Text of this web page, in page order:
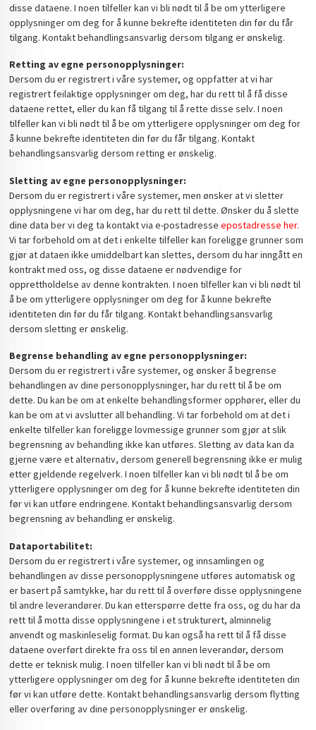
disse dataene. I noen tilfeller kan vi bli nødt til å be om ytterligere
opplysninger om deg for å kunne bekrefte identiteten din før du får
tilgang. Kontakt behandlingsansvarlig dersom tilgang er ønskelig.
Retting av egne personopplysninger:
Dersom du er registrert i våre systemer, og oppfatter at vi har
registrert feilaktige opplysninger om deg, har du rett til å få disse
dataene rettet, eller du kan få tilgang til å rette disse selv. I noen
tilfeller kan vi bli nødt til å be om ytterligere opplysninger om deg for
å kunne bekrefte identiteten din før du får tilgang. Kontakt
behandlingsansvarlig dersom retting er ønskelig.
Sletting av egne personopplysninger:
Dersom du er registrert i våre systemer, men ønsker at vi sletter
opplysningene vi har om deg, har du rett til dette. Ønsker du å slette
dine data ber vi deg ta kontakt via e-postadresseepostadresse her.
Vi tar forbehold om at det i enkelte tilfeller kan foreligge grunner som
gjør at dataen ikke umiddelbart kan slettes, dersom du har inngått en
kontrakt med oss, og disse dataene er nødvendige for
opprettholdelse av denne kontrakten. I noen tilfeller kan vi bli nødt til
å be om ytterligere opplysninger om deg for å kunne bekrefte
identiteten din før du får tilgang. Kontakt behandlingsansvarlig
dersom sletting er ønskelig.
Begrense behandling av egne personopplysninger:
Dersom du er registrert i våre systemer, og ønsker å begrense
behandlingen av dine personopplysninger, har du rett til å be om
dette. Du kan be om at enkelte behandlingsformer opphører, eller du
kan be om at vi avslutter all behandling. Vi tar forbehold om at det i
enkelte tilfeller kan foreligge lovmessige grunner som gjør at slik
begrensning av behandling ikke kan utføres. Sletting av data kan da
gjerne være et alternativ, dersom generell begrensning ikke er mulig
etter gjeldende regelverk. I noen tilfeller kan vi bli nødt til å be om
ytterligere opplysninger om deg for å kunne bekrefte identiteten din
før vi kan utføre endringene. Kontakt behandlingsansvarlig dersom
begrensning av behandling er ønskelig.
Dataportabilitet:
Dersom du er registrert i våre systemer, og innsamlingen og
behandlingen av disse personopplysningene utføres automatisk og
er basert på samtykke, har du rett til å overføre disse opplysningene
til andre leverandører. Du kan etterspørre dette fra oss, og du har da
rett til å motta disse opplysningene i et strukturert, alminnelig
anvendt og maskinleselig format. Du kan også ha rett til å få disse
dataene overført direkte fra oss til en annen leverandør, dersom
dette er teknisk mulig. I noen tilfeller kan vi bli nødt til å be om
ytterligere opplysninger om deg for å kunne bekrefte identiteten din
før vi kan utføre dette. Kontakt behandlingsansvarlig dersom flytting
eller overføring av dine personopplysninger er ønskelig.